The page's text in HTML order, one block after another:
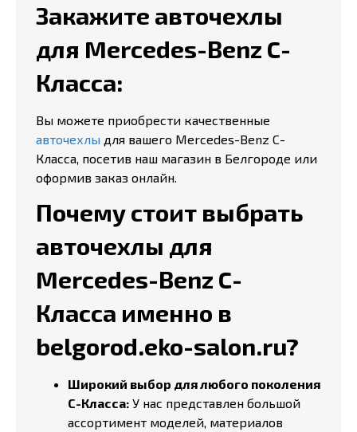
Закажите авточехлы
для Mercedes-Benz C-
Класса:
Вы можете приобрести качественные
авточехлы для вашего Mercedes-Benz C-
Класса, посетив наш магазин в Белгороде или
оформив заказ онлайн.
Почему стоит выбрать
авточехлы для
Mercedes-Benz C-
Класса именно в
belgorod.eko-salon.ru?
Широкий выбор для любого поколения
C-Класса: У нас представлен большой
ассортимент моделей, материалов